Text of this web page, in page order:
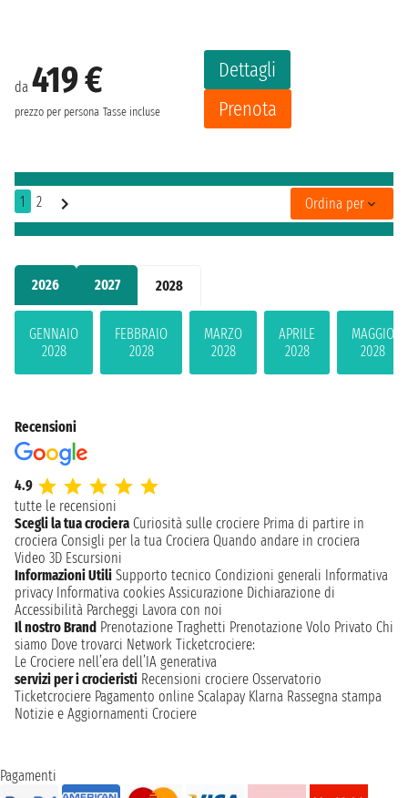
2026 2027 2028
GENNAIO
2028
FEBBRAIO
2028
MARZO
2028
APRILE
2028
MAGGIO
2028
da 419 €
prezzo per persona Tasse incluse
Dettagli
Prenota
1 2 Ordina per
Recensioni
4.9
tutte le recensioni
Scegli la tua crociera Curiosità sulle crociere Prima di partire in
crociera Consigli per la tua Crociera Quando andare in crociera
Video 3D Escursioni
Informazioni Utili Supporto tecnico Condizioni generali Informativa
privacy Informativa cookies Assicurazione Dichiarazione di
Accessibilità Parcheggi Lavora con noi
Il nostro Brand Prenotazione Traghetti Prenotazione Volo Privato Chi
siamo Dove trovarci Network Ticketcrociere:
Le Crociere nell’era dell’IA generativa
servizi per i crocieristi Recensioni crociere Osservatorio
Ticketcrociere Pagamento online Scalapay Klarna Rassegna stampa
Notizie e Aggiornamenti Crociere
Pagamenti